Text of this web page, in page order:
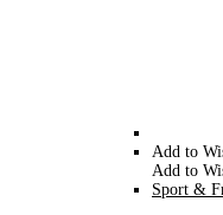
Add to
Add to
Sport &